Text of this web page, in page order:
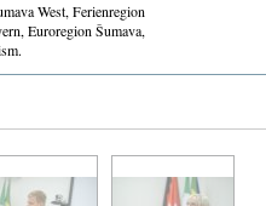
West, Ferienregion
Euroregion Šumava,